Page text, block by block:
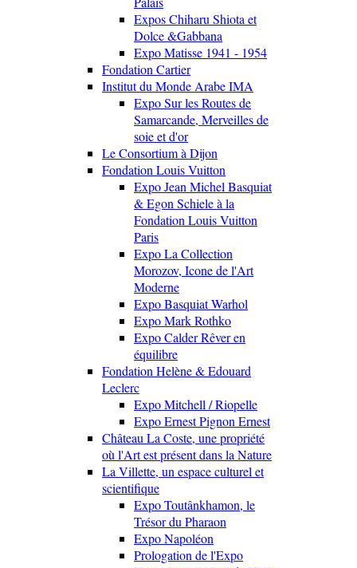
Expos Chiharu Shiota et
Dolce &Gabbana
Expo Matisse 1941 - 1954
Fondation Cartier
Institut du Monde Arabe IMA
Expo Sur les Routes de
Samarcande, Merveilles de
soie et d'or
Le Consortium à Dijon
Fondation Louis Vuitton
Expo Jean Michel Basquiat
& Egon Schiele à la
Fondation Louis Vuitton
Paris
Expo La Collection
Morozov, Icone de l'Art
Moderne
Expo Basquiat Warhol
Expo Mark Rothko
Expo Calder Rêver en
équilibre
Fondation Helène & Edouard
Leclerc
Expo Mitchell / Riopelle
Expo Ernest Pignon Ernest
Château La Coste, une propriété
où l'Art est présent dans la Nature
La Villette, un espace culturel et
scientifique
Expo Toutânkhamon, le
Trésor du Pharaon
Expo Napoléon
Prologation de l'Expo